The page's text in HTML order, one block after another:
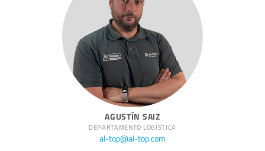
AGUSTÍN SAIZ
DEPARTAMENTO LOGÍSTICA
al-top@al-top.com